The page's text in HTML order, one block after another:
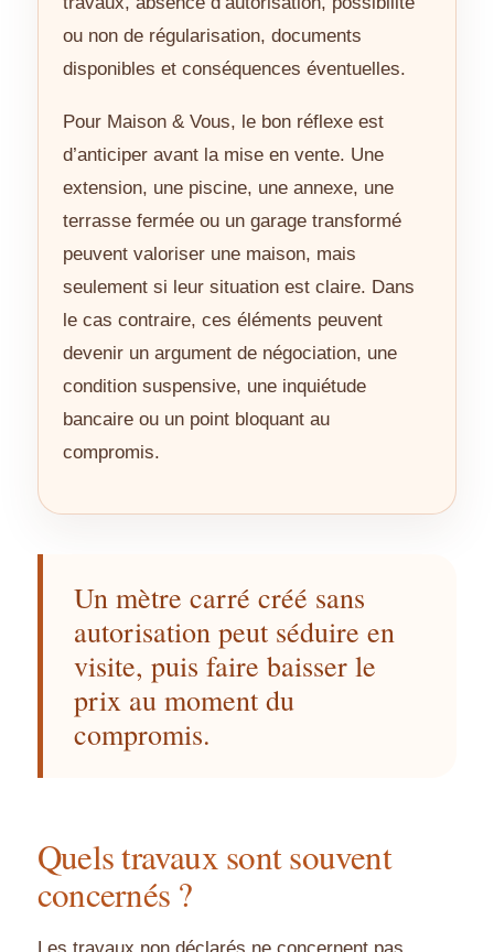
ou non de régularisation, documents
disponibles et conséquences éventuelles.
Pour Maison & Vous, le bon réflexe est
d’anticiper avant la mise en vente. Une
extension, une piscine, une annexe, une
terrasse fermée ou un garage transformé
peuvent valoriser une maison, mais
seulement si leur situation est claire. Dans
le cas contraire, ces éléments peuvent
devenir un argument de négociation, une
condition suspensive, une inquiétude
bancaire ou un point bloquant au
compromis.
Un mètre carré créé sans
autorisation peut séduire en
visite, puis faire baisser le
prix au moment du
compromis.
Quels travaux sont souvent
concernés ?